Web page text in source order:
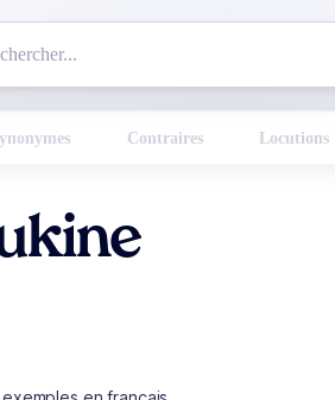
Contraires Locutions